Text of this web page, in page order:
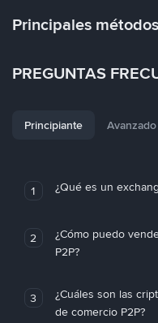
Principales
PREGUNTAS
Principiante Avanzado
1 ¿Qué es un
2
¿Cómo puedo
P2P?
3
¿Cuáles son las
de comercio P2P?